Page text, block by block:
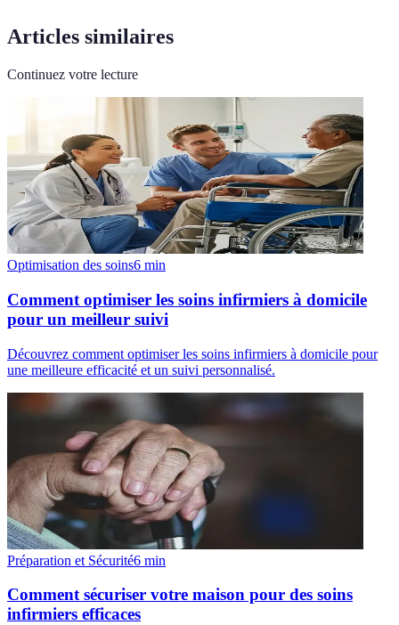
Articles similaires
Continuez votre lecture
Optimisation des soins6 min
Comment optimiser les soins infirmiers à domicile
pour un meilleur suivi
Découvrez comment optimiser les soins infirmiers à domicile pour
une meilleure efficacité et un suivi personnalisé.
Préparation et Sécurité6 min
Comment sécuriser votre maison pour des soins
infirmiers efficaces